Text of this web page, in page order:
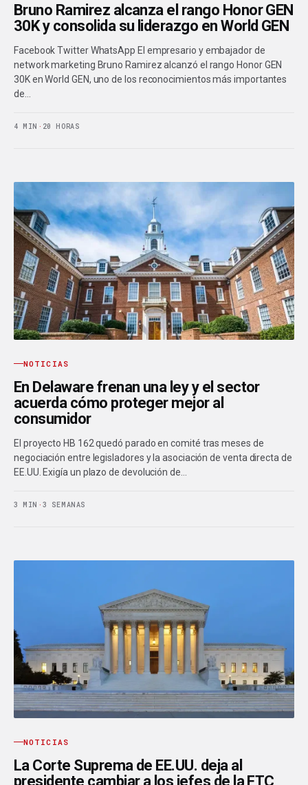
Bruno Ramirez alcanza el rango Honor GEN
30K y consolida su liderazgo en World GEN
Facebook Twitter WhatsApp El empresario y embajador de
network marketing Bruno Ramirez alcanzó el rango Honor GEN
30K en World GEN, uno de los reconocimientos más importantes
de…
4 MIN · 20 HORAS
NOTICIAS
En Delaware frenan una ley y el sector
acuerda cómo proteger mejor al
consumidor
El proyecto HB 162 quedó parado en comité tras meses de
negociación entre legisladores y la asociación de venta directa de
EE.UU. Exigía un plazo de devolución de…
3 MIN · 3 SEMANAS
NOTICIAS
La Corte Suprema de EE.UU. deja al
presidente cambiar a los jefes de la FTC